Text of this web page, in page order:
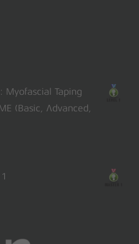
Myofascial Taping
(Basic, Advanced,